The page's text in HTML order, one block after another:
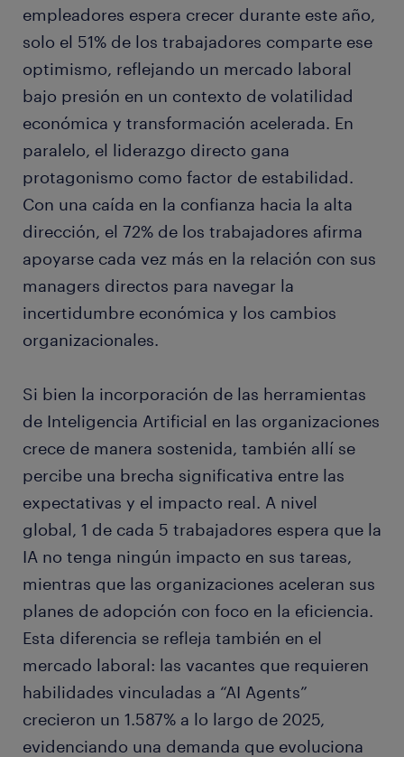
empleadores espera crecer durante este año,
solo el 51% de los trabajadores comparte ese
optimismo, reflejando un mercado laboral
bajo presión en un contexto de volatilidad
económica y transformación acelerada. En
paralelo, el liderazgo directo gana
protagonismo como factor de estabilidad.
Con una caída en la confianza hacia la alta
dirección, el 72% de los trabajadores afirma
apoyarse cada vez más en la relación con sus
managers directos para navegar la
incertidumbre económica y los cambios
organizacionales.
Si bien la incorporación de las herramientas
de Inteligencia Artificial en las organizaciones
crece de manera sostenida, también allí se
percibe una brecha significativa entre las
expectativas y el impacto real. A nivel
global, 1 de cada 5 trabajadores espera que la
IA no tenga ningún impacto en sus tareas,
mientras que las organizaciones aceleran sus
planes de adopción con foco en la eficiencia.
Esta diferencia se refleja también en el
mercado laboral: las vacantes que requieren
habilidades vinculadas a “AI Agents”
crecieron un 1.587% a lo largo de 2025,
evidenciando una demanda que evoluciona